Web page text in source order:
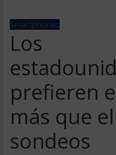
Smartphones
Los
prefieren
más que
sondeos